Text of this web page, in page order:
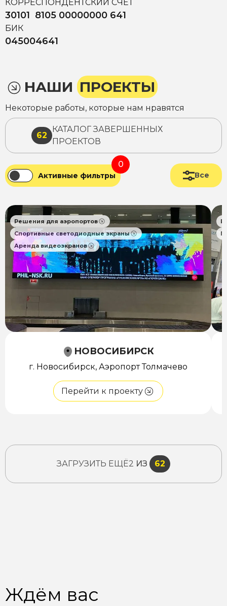
КОРРЕСПОНДЕНТСКИЙ СЧЕТ
30101 8105 00000000 641
БИК
045004641
НАШИ ПРОЕКТЫ
Некоторые работы, которые нам нравятся
62
КАТАЛОГ ЗАВЕРШЕННЫХ
ПРОЕКТОВ
Активные фильтры
0
Все
Решения для аэропортов
Спортивные светодиодные экраны
Аренда видеоэкранов
НОВОСИБИРСК
г. Новосибирск, Аэропорт Толмачево
Перейти к проекту
ЗАГРУЗИТЬ ЕЩЁ2 ИЗ 62
Ждём вас